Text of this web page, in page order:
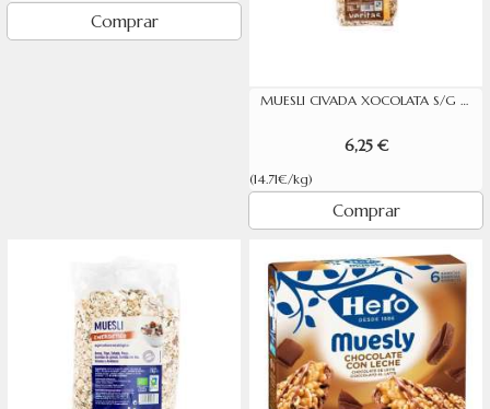
Comprar
MUESLI CIVADA XOCOLATA S/G 425GR ECO
6,25 €
(14.71€/kg)
Comprar